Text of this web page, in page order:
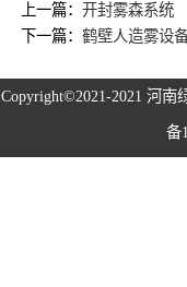
上一篇：开封雾森系统
下一篇：鹤壁人造雾设
Copyright©2021-2021 河南
备
小区喷雾设备
高空除尘雾桩